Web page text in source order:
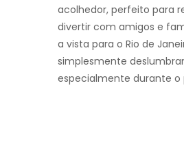
acolhedor, perfeito para
divertir com amigos e
a vista para o Rio de
simplesmente
especialmente durante o